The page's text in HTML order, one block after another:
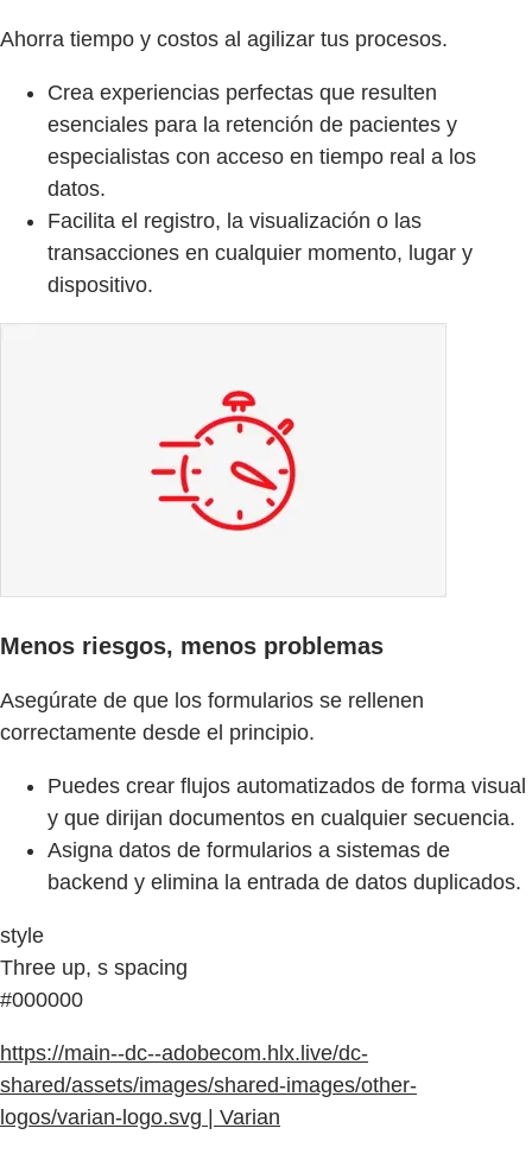
Ahorra tiempo y costos al agilizar tus procesos.
Crea experiencias perfectas que resulten
esenciales para la retención de pacientes y
especialistas con acceso en tiempo real a los
datos.
Facilita el registro, la visualización o las
transacciones en cualquier momento, lugar y
dispositivo.
Menos riesgos, menos problemas
Asegúrate de que los formularios se rellenen
correctamente desde el principio.
Puedes crear flujos automatizados de forma visual
y que dirijan documentos en cualquier secuencia.
Asigna datos de formularios a sistemas de
backend y elimina la entrada de datos duplicados.
style
Three up, s spacing
#000000
https://main--dc--adobecom.hlx.live/dc-
shared/assets/images/shared-images/other-
logos/varian-logo.svg | Varian